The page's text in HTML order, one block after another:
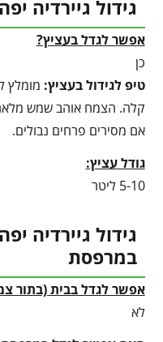
גידול גיירדיה
אפשר לגדל בעציץ?
כן
טיפ לגידול בעציץ: מומלץ
קלה. הצמח אוהב שמש
אם מסירים פרחים נבולים.
גודל עציץ:
5-10 ליטר
גידול גיירדיה
במרפסת
אפשר לגדל בבית (בתור
לא